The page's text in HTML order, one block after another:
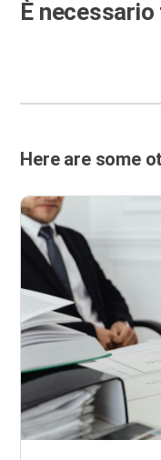
È
Here are some